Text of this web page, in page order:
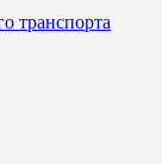
транспорта